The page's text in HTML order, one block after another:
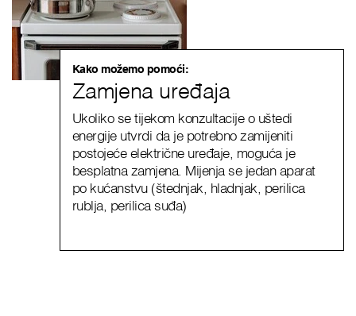
Kako možemo pomoći:
Zamjena uređaja
Ukoliko se tijekom konzultacije o uštedi
energije utvrdi da je potrebno zamijeniti
postojeće električne uređaje, moguća je
besplatna zamjena. Mijenja se jedan aparat
po kućanstvu (štednjak, hladnjak, perilica
rublja, perilica suđa)